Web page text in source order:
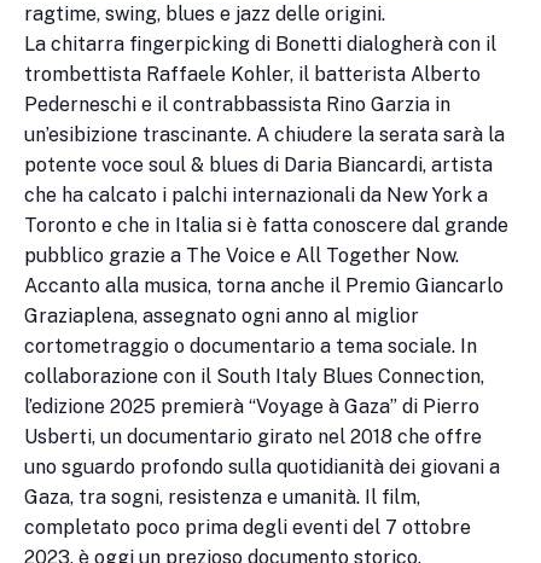
ragtime, swing, blues e jazz delle origini.
La chitarra fingerpicking di Bonetti dialogherà con il
trombettista Raffaele Kohler, il batterista Alberto
Pederneschi e il contrabbassista Rino Garzia in
un’esibizione trascinante. A chiudere la serata sarà la
potente voce soul & blues di Daria Biancardi, artista
che ha calcato i palchi internazionali da New York a
Toronto e che in Italia si è fatta conoscere dal grande
pubblico grazie a The Voice e All Together Now.
Accanto alla musica, torna anche il Premio Giancarlo
Graziaplena, assegnato ogni anno al miglior
cortometraggio o documentario a tema sociale. In
collaborazione con il South Italy Blues Connection,
l’edizione 2025 premierà “Voyage à Gaza” di Pierro
Usberti, un documentario girato nel 2018 che offre
uno sguardo profondo sulla quotidianità dei giovani a
Gaza, tra sogni, resistenza e umanità. Il film,
completato poco prima degli eventi del 7 ottobre
2023, è oggi un prezioso documento storico.